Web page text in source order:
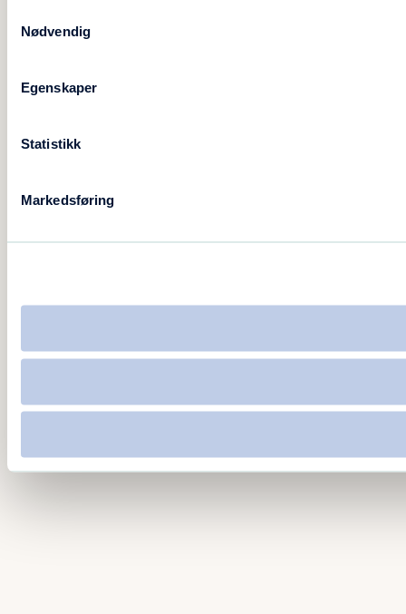
Nødvendig
Egenskaper
Statistikk
Markedsføring